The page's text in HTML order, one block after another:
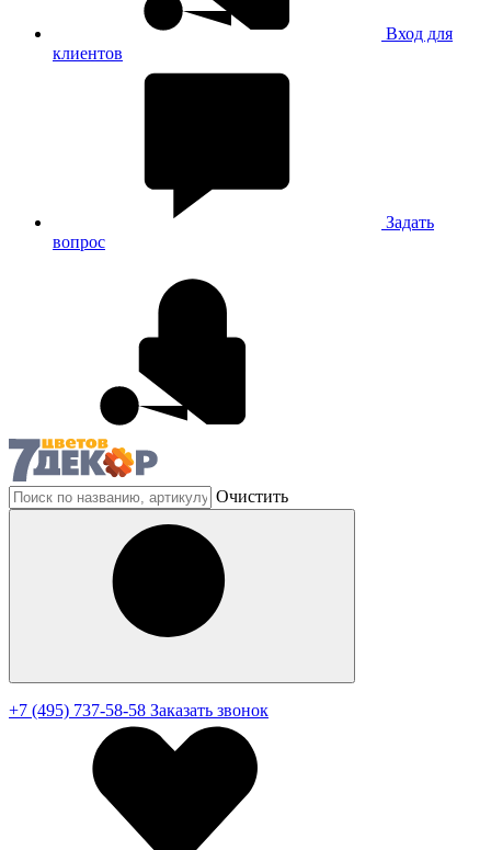
Вход для
клиентов
Задать
вопрос
Очистить
+7 (495) 737-58-58 Заказать звонок